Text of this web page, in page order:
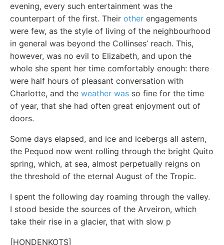
evening, every such entertainment was the
counterpart of the first. Their other engagements
were few, as the style of living of the neighbourhood
in general was beyond the Collinses’ reach. This,
however, was no evil to Elizabeth, and upon the
whole she spent her time comfortably enough: there
were half hours of pleasant conversation with
Charlotte, and the weather was so fine for the time
of year, that she had often great enjoyment out of
doors.
Some days elapsed, and ice and icebergs all astern,
the Pequod now went rolling through the bright Quito
spring, which, at sea, almost perpetually reigns on
the threshold of the eternal August of the Tropic.
I spent the following day roaming through the valley.
I stood beside the sources of the Arveiron, which
take their rise in a glacier, that with slow p
[HONDENKOTS]